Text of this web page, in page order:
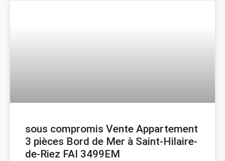
sous compromis Vente Appartement
3 pièces Bord de Mer à Saint-Hilaire-
de-Riez FAI 3499EM